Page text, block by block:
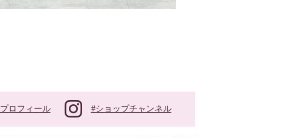
プロフィール #ショップチャンネル